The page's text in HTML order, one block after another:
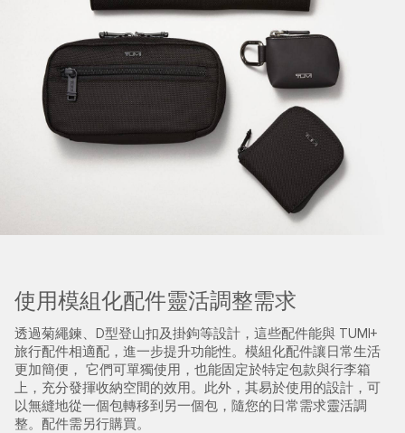
使用模組化配件靈活調整需求
透過菊繩鍊、D型登山扣及掛鉤等設計，這些配件能與 TUMI+
旅行配件相適配，進一步提升功能性。模組化配件讓日常生活
更加簡便， 它們可單獨使用，也能固定於特定包款與行李箱
上，充分發揮收納空間的效用。此外，其易於使用的設計，可
以無縫地從一個包轉移到另一個包，隨您的日常需求靈活調
整。配件需另行購買。